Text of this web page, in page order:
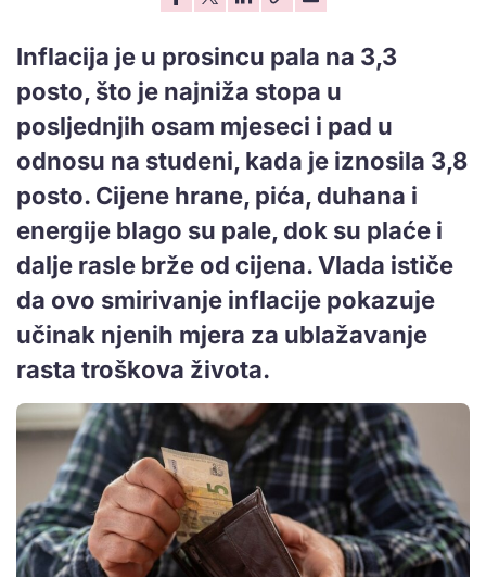
Inflacija je u prosincu pala na 3,3
posto, što je najniža stopa u
posljednjih osam mjeseci i pad u
odnosu na studeni, kada je iznosila 3,8
posto. Cijene hrane, pića, duhana i
energije blago su pale, dok su plaće i
dalje rasle brže od cijena. Vlada ističe
da ovo smirivanje inflacije pokazuje
učinak njenih mjera za ublažavanje
rasta troškova života.